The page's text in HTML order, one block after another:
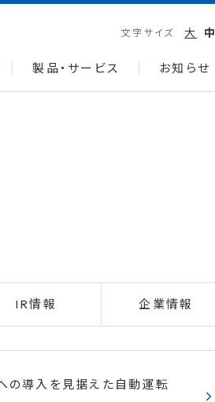
文字サイズ 大 中
製品・サービス お知らせ
IR情報 企業情報
の導入を見据えた自動運転